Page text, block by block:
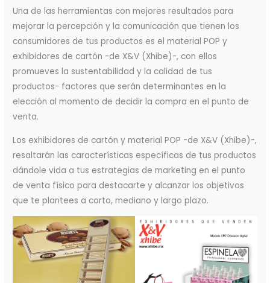
Una de las herramientas con mejores resultados para
mejorar la percepción y la comunicación que tienen los
consumidores de tus productos es el material POP y
exhibidores de cartón -de X&V (Xhibe)-, con ellos
promueves la sustentabilidad y la calidad de tus
productos- factores que serán determinantes en la
elección al momento de decidir la compra en el punto de
venta.
Los exhibidores de cartón y material POP -de X&V (Xhibe)-,
resaltarán las características específicas de tus productos
dándole vida a tus estrategias de marketing en el punto
de venta físico para destacarte y alcanzar los objetivos
que te plantees a corto, mediano y largo plazo.